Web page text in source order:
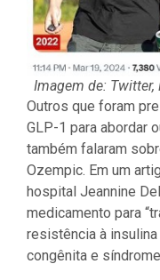
Imagem de:
Outros que foram
GLP-1 para abordar
também falaram
Ozempic. Em um
hospital Jeannine
medicamento para
resistência à
congênita e